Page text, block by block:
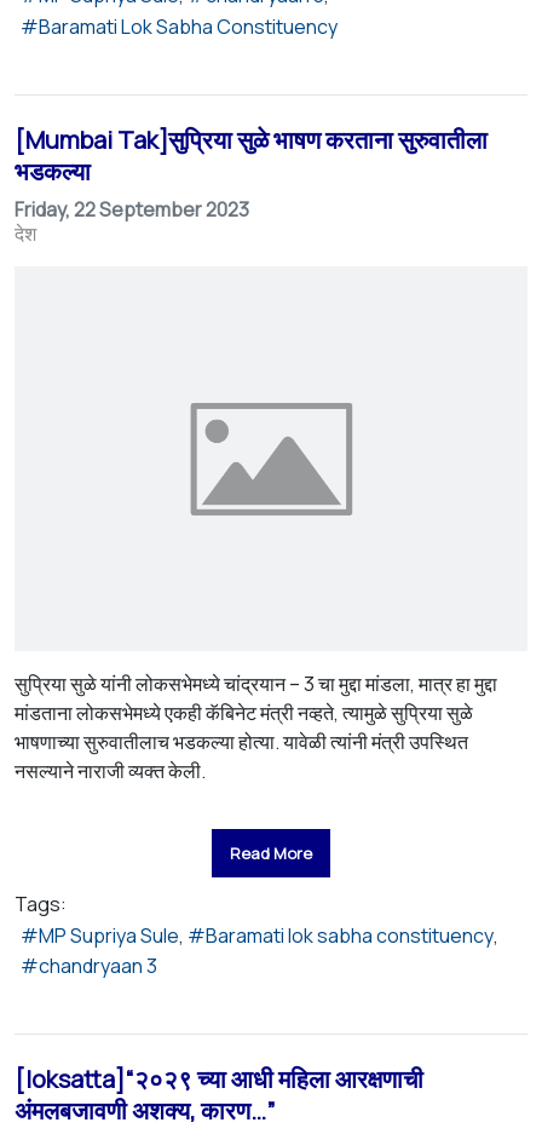
Baramati Lok Sabha Constituency
[Mumbai Tak]सुप्रिया सुळे भाषण करताना सुरुवातीला
भडकल्या
Friday, 22 September 2023
देश
सुप्रिया सुळे यांनी लोकसभेमध्ये चांद्रयान – 3 चा मुद्दा मांडला, मात्र हा मुद्दा
मांडताना लोकसभेमध्ये एकही कॅबिनेट मंत्री नव्हते, त्यामुळे सुप्रिया सुळे
भाषणाच्या सुरुवातीलाच भडकल्या होत्या. यावेळी त्यांनी मंत्री उपस्थित
नसल्याने नाराजी व्यक्त केली.
Read More
Tags:
MP Supriya Sule
Baramati lok sabha constituency
chandryaan 3
[loksatta]“२०२९ च्या आधी महिला आरक्षणाची
अंमलबजावणी अशक्य, कारण…”